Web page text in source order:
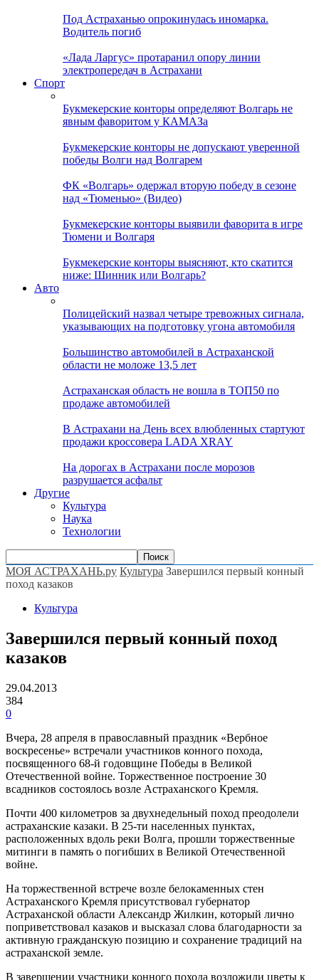
Под Астраханью опрокинулась иномарка.
Водитель погиб
«Лада Ларгус» протаранил опору линии
электропередач в Астрахани
Спорт
Букмекерские конторы определяют Волгарь не
явным фаворитом у КАМАЗа
Букмекерские конторы не допускают уверенной
победы Волги над Волгарем
ФК «Волгарь» одержал вторую победу в сезоне
над «Тюменью» (Видео)
Букмекерские конторы выявили фаворита в игре
Тюмени и Волгаря
Букмекерские конторы выясняют, кто скатится
ниже: Шинник или Волгарь?
Авто
Полицейский назвал четыре тревожных сигнала,
указывающих на подготовку угона автомобиля
Большинство автомобилей в Астраханской
области не моложе 13,5 лет
Астраханская область не вошла в ТОП50 по
продаже автомобилей
В Астрахани на День всех влюбленных стартуют
продажи кроссовера LADA XRAY
На дорогах в Астрахани после морозов
разрушается асфальт
Другие
Культура
Наука
Технологии
МОЯ АСТРАХАНЬ.ру Культура Завершился первый конный
поход казаков
Культура
Завершился первый конный поход
казаков
29.04.2013
384
0
Вчера, 28 апреля в православный праздник «Вербное
воскресенье» встречали участников конного похода,
посвященного 68-й годовщине Победы в Великой
Отечественной войне. Торжественное построение 30
всадников состоялось возле Астраханского Кремля.
Почти 400 километров за двухнедельный поход преодолели
астраханские казаки. В 25-ти населенных пунктах,
расположенных вдоль реки Волга, прошли торжественные
митинги в память о погибших в Великой Отечественной
войне.
На торжественной встрече возле белокаменных стен
Астраханского Кремля присутствовал губернатор
Астраханской области Александр Жилкин, который лично
поприветствовал казаков и высказал слова благодарности за
активную гражданскую позицию и сохранение традиций на
астраханской земле.
В завершении участники конного похода возложили цветы к